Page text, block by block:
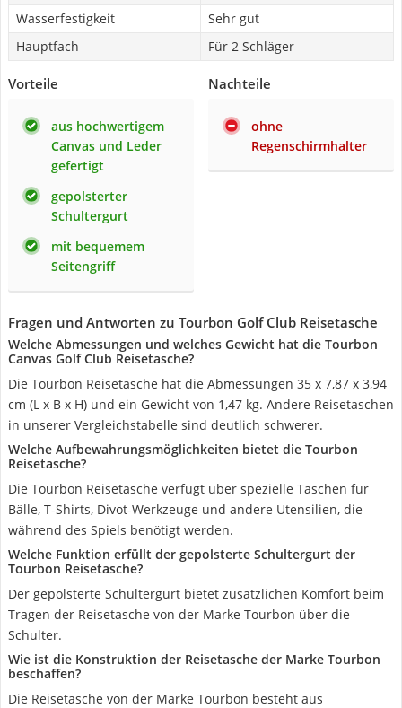
Wasserfestigkeit
Sehr gut
Hauptfach
Für 2 Schläger
Vorteile
aus hochwertigem
Canvas und Leder
gefertigt
gepolsterter
Schultergurt
mit bequemem
Seitengriff
Nachteile
ohne
Regenschirmhalter
Fragen und Antworten zu Tourbon Golf Club Reisetasche
Welche Abmessungen und welches Gewicht hat die Tourbon
Canvas Golf Club Reisetasche?
Die Tourbon Reisetasche hat die Abmessungen 35 x 7,87 x 3,94
cm (L x B x H) und ein Gewicht von 1,47 kg. Andere Reisetaschen
in unserer Vergleichstabelle sind deutlich schwerer.
Welche Aufbewahrungsmöglichkeiten bietet die Tourbon
Reisetasche?
Die Tourbon Reisetasche verfügt über spezielle Taschen für
Bälle, T-Shirts, Divot-Werkzeuge und andere Utensilien, die
während des Spiels benötigt werden.
Welche Funktion erfüllt der gepolsterte Schultergurt der
Tourbon Reisetasche?
Der gepolsterte Schultergurt bietet zusätzlichen Komfort beim
Tragen der Reisetasche von der Marke Tourbon über die
Schulter.
Wie ist die Konstruktion der Reisetasche der Marke Tourbon
beschaffen?
Die Reisetasche von der Marke Tourbon besteht aus